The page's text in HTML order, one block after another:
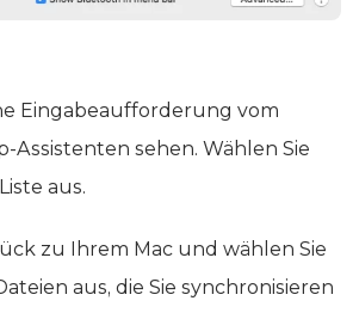
Eingabeaufforderung vom
sehen. Wählen Sie
aus.
zu Ihrem Mac und wählen Sie
aus, die Sie synchronisieren